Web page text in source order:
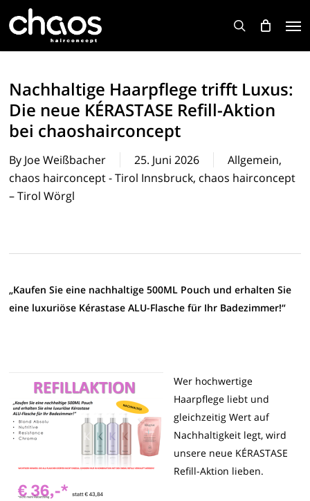
search
Nachhaltige Haarpflege trifft Luxus:
Die neue KÉRASTASE Refill-Aktion
bei chaoshairconcept
By Joe Weißbacher 25. Juni 2026 Allgemein,
chaos hairconcept - Tirol Innsbruck, chaos hairconcept
– Tirol Wörgl
„Kaufen Sie eine nachhaltige 500ML Pouch und erhalten Sie
eine luxuriöse Kérastase ALU-Flasche für Ihr Badezimmer!“
Wer hochwertige
Haarpflege liebt und
gleichzeitig Wert auf
Nachhaltigkeit legt, wird
unsere neue KÉRASTASE
Refill-Aktion lieben.